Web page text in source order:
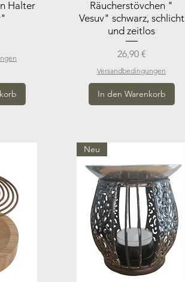
Halter
Räucherstövchen "
Vesuv" schwarz, schlicht
und zeitlos
Preis
26,90 €
Versandbedingungen
In den Warenkorb
Neu